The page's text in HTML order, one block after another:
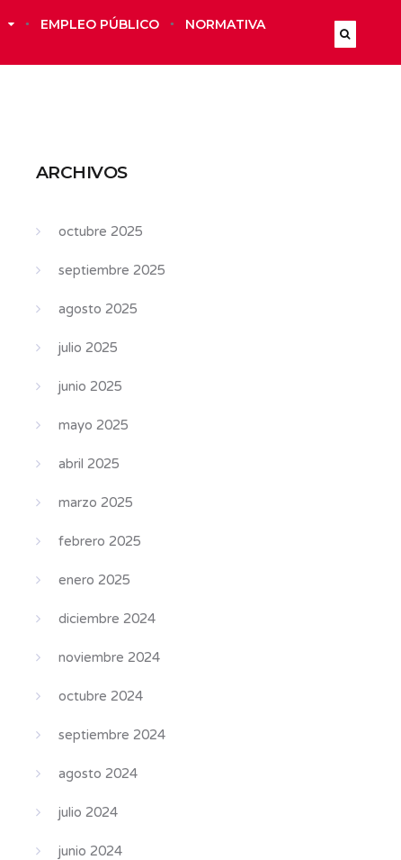
EMPLEO PÚBLICO
NORMATIVA
ARCHIVOS
octubre 2025
septiembre 2025
agosto 2025
julio 2025
junio 2025
mayo 2025
abril 2025
marzo 2025
febrero 2025
enero 2025
diciembre 2024
noviembre 2024
octubre 2024
septiembre 2024
agosto 2024
julio 2024
junio 2024